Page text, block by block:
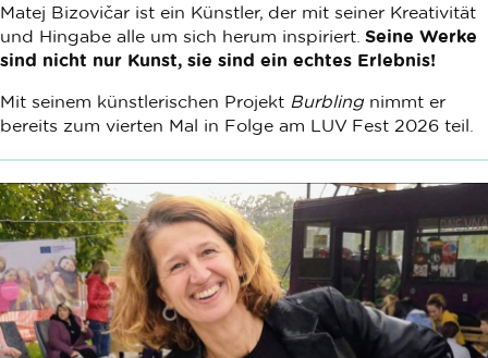
Matej Bizovičar ist ein Künstler, der mit seiner Kreativität
und Hingabe alle um sich herum inspiriert. Seine Werke
sind nicht nur Kunst, sie sind ein echtes Erlebnis!
Mit seinem künstlerischen Projekt Burblingnimmt er
bereits zum vierten Mal in Folge am LUV Fest 2026 teil.